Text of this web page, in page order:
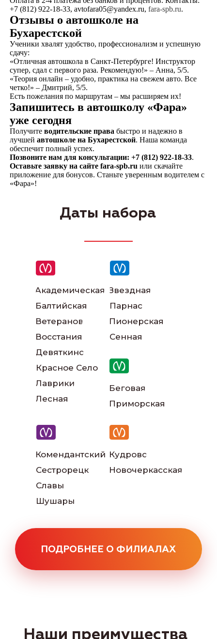
+7 (812) 922-18-33, avtofara05@yandex.ru, fara-spb.ru.
Отзывы о автошколе на
Бухарестской
Ученики хвалят удобство, профессионализм и успешную
сдачу:
«Отличная автошкола в Санкт-Петербурге! Инструктор
супер, сдал с первого раза. Рекомендую!» – Анна, 5/5.
«Теория онлайн – удобно, практика на свежем авто. Все
четко!» – Дмитрий, 5/5.
Есть пожелания по маршрутам – мы расширяем их!
Запишитесь в автошколу «Фара»
уже сегодня
Получите водительские права быстро и надежно в
лучшей автошколе на Бухарестской. Наша команда
обеспечит полный успех.
Позвоните нам для консультации: +7 (812) 922-18-33.
Оставьте заявку на сайте fara-spb.ru или скачайте
приложение для бонусов. Станьте уверенным водителем с
«Фара»!
Даты набора
Академическая
Балтийская
Ветеранов
Восстания
Девяткино
Лаврики
Лесная
Звездная
Пионерская
Парнас
Сенная
Беговая
Приморская
Славы
Сестрорецк
Шушары
Кудрово
Новочеркасская
Комендантский
Красное Село
Написать в ВКонтакте
Написать в телеграм
Наши инструкторы
Читать больше отзывов: